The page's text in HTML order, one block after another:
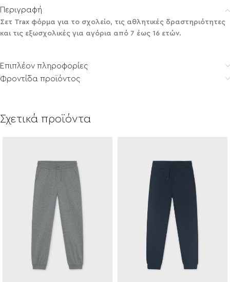
Περιγραφή
Σετ Trax φόρμα για το σχολείο, τις αθλητικές δραστηριότητες
και τις εξωσχολικές για αγόρια από 7 έως 16 ετών.
Επιπλέον πληροφορίες
Φροντίδα προϊόντος
Σχετικά προϊόντα